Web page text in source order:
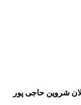
شروین حاجی پور